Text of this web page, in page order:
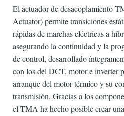
El actuador de desacoplamiento
Actuator) permite transiciones
rápidas de marchas eléctricas a
asegurando la continuidad y la
de control, desarrollado
con los del DCT, motor e inverter
arranque del motor térmico y su
transmisión. Gracias a los
el TMA ha hecho posible crear